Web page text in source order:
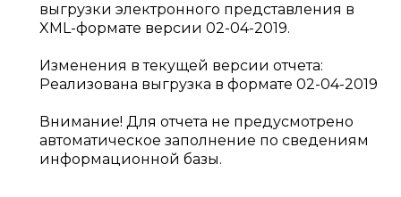
выгрузки электронного представления в
XML-формате версии 02-04-2019.
Изменения в текущей версии отчета:
Реализована выгрузка в формате 02-04-2019
Внимание! Для отчета не предусмотрено
автоматическое заполнение по сведениям
информационной базы.